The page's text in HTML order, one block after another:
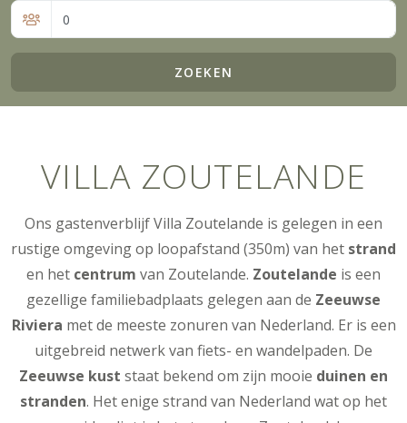
ZOEKEN
VILLA ZOUTELANDE
Ons gastenverblijf Villa Zoutelande is gelegen in een
rustige omgeving op loopafstand (350m) van het strand
en het centrum van Zoutelande. Zoutelande is een
gezellige familiebadplaats gelegen aan de Zeeuwse
Riviera met de meeste zonuren van Nederland. Er is een
uitgebreid netwerk van fiets- en wandelpaden. De
Zeeuwse kust staat bekend om zijn mooie duinen en
stranden. Het enige strand van Nederland wat op het